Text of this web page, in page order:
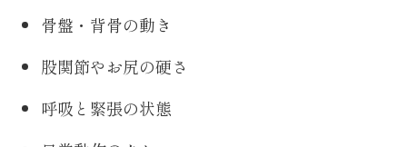
骨盤・背骨の動き
股関節やお尻の硬さ
呼吸と緊張の状態